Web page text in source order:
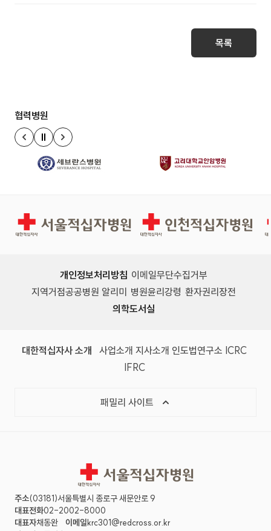
목록
협력병원
이전 슬라이드
정지
다음 슬라이드
서울적십자병원 인천적십자병원
개인정보처리방침 이메일무단수집거부
지역거점공공병원 알리미
병원윤리강령 환자권리장전
의학도서실
대한적십자사 소개 (새 창)
사업소개 (새 창)
지사소개 (새 창)
인도법연구소 (새 창)
ICRC(국제
IFRC(국제적십자사연맹, 새 창)
패밀리 사이트 목록 열기
서울적십자병원
주소(03181)서울특별시 종로구 새문안로 9
대표전화02-2002-8000
대표자채동완 이메일krc301@redcross.or.kr